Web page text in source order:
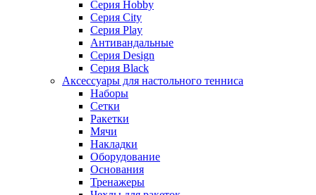
Серия Hobby
Серия City
Серия Play
Антивандальные
Серия Design
Серия Black
Аксессуары для настольного тенниса
Наборы
Сетки
Ракетки
Мячи
Накладки
Оборудование
Основания
Тренажеры